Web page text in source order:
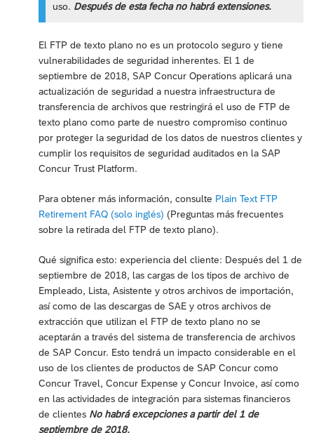
uso. Después de esta fecha no habrá extensiones.
El FTP de texto plano no es un protocolo seguro y tiene
vulnerabilidades de seguridad inherentes. El 1 de
septiembre de 2018, SAP Concur Operations aplicará una
actualización de seguridad a nuestra infraestructura de
transferencia de archivos que restringirá el uso de FTP de
texto plano como parte de nuestro compromiso continuo
por proteger la seguridad de los datos de nuestros clientes y
cumplir los requisitos de seguridad auditados en la SAP
Concur Trust Platform.
Para obtener más información, consulte Plain Text FTP
Retirement FAQ (solo inglés) (Preguntas más frecuentes
sobre la retirada del FTP de texto plano).
Qué significa esto: experiencia del cliente: Después del 1 de
septiembre de 2018, las cargas de los tipos de archivo de
Empleado, Lista, Asistente y otros archivos de importación,
así como de las descargas de SAE y otros archivos de
extracción que utilizan el FTP de texto plano no se
aceptarán a través del sistema de transferencia de archivos
de SAP Concur. Esto tendrá un impacto considerable en el
uso de los clientes de productos de SAP Concur como
Concur Travel, Concur Expense y Concur Invoice, así como
en las actividades de integración para sistemas financieros
de clientes No habrá excepciones a partir del 1 de
septiembre de 2018.